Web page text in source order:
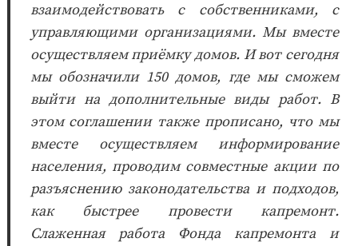
взаимодействовать с собственниками, с
управляющими организациями. Мы вместе
осуществляем приёмку домов. И вот сегодня
мы обозначили 150 домов, где мы сможем
выйти на дополнительные виды работ. В
этом соглашении также прописано, что мы
вместе осуществляем информирование
населения, проводим совместные акции по
разъяснению законодательства и подходов,
как быстрее провести капремонт.
Слаженная работа Фонда капремонта и